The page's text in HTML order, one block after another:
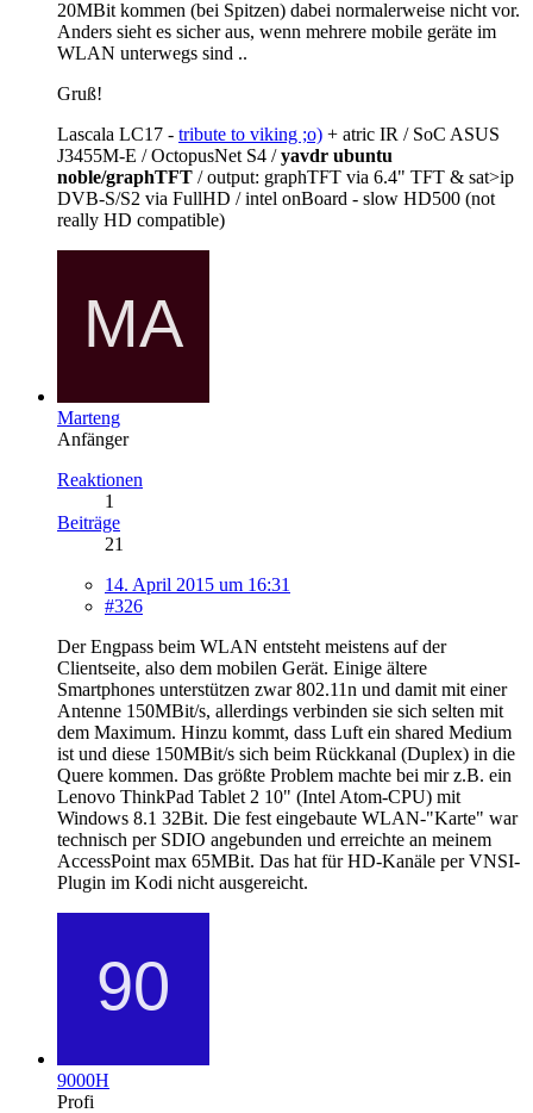
20MBit kommen (bei Spitzen) dabei normalerweise nicht vor.
Anders sieht es sicher aus, wenn mehrere mobile geräte im
WLAN unterwegs sind ..
Gruß!
Lascala LC17 - tribute to viking ;o) + atric IR / SoC ASUS
J3455M-E / OctopusNet S4 /yavdr ubuntu
noble/graphTFT / output: graphTFT via 6.4" TFT & sat>ip
DVB-S/S2 via FullHD / intel onBoard - slow HD500 (not
really HD compatible)
Marteng
Anfänger
Reaktionen
1
Beiträge
21
14. April 2015 um 16:31
#326
Der Engpass beim WLAN entsteht meistens auf der
Clientseite, also dem mobilen Gerät. Einige ältere
Smartphones unterstützen zwar 802.11n und damit mit einer
Antenne 150MBit/s, allerdings verbinden sie sich selten mit
dem Maximum. Hinzu kommt, dass Luft ein shared Medium
ist und diese 150MBit/s sich beim Rückkanal (Duplex) in die
Quere kommen. Das größte Problem machte bei mir z.B. ein
Lenovo ThinkPad Tablet 2 10" (Intel Atom-CPU) mit
Windows 8.1 32Bit. Die fest eingebaute WLAN-"Karte" war
technisch per SDIO angebunden und erreichte an meinem
AccessPoint max 65MBit. Das hat für HD-Kanäle per VNSI-
Plugin im Kodi nicht ausgereicht.
9000H
Profi